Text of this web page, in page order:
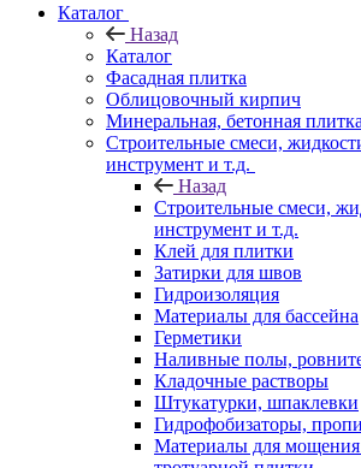
Каталог
Назад
Каталог
Фасадная плитка
Облицовочный кирпич
Минеральная, бетонная плитка
Строительные смеси,
инструмент и т.д.
Назад
Строительные смеси,
инструмент и т.д.
Клей для плитки
Затирки для швов
Гидроизоляция
Материалы для бассейна
Герметики
Наливные полы,
Кладочные растворы
Штукатурки, шпаклевки
Гидрофобизаторы,
Материалы для мощения